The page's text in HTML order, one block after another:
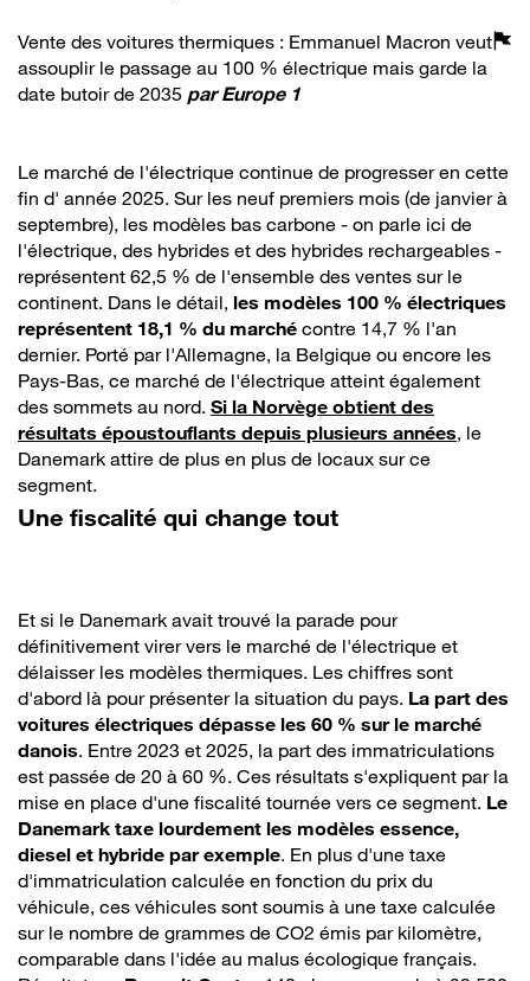
Vente des voitures thermiques : Emmanuel Macron veut
assouplir le passage au 100 % électrique mais garde la
date butoir de 2035 parEurope 1
Le marché de l'électrique continue de progresser en cette
fin d' année 2025. Sur les neuf premiers mois (de janvier à
septembre), les modèles bas carbone - on parle ici de
l'électrique, des hybrides et des hybrides rechargeables -
représentent 62,5 % de l'ensemble des ventes sur le
continent. Dans le détail, les modèles 100 % électriques
représentent 18,1 % du marché contre 14,7 % l'an
dernier. Porté par l'Allemagne, la Belgique ou encore les
Pays-Bas, ce marché de l'électrique atteint également
des sommets au nord. Si la Norvège obtient des
résultats époustouflants depuis plusieurs années, le
Danemark attire de plus en plus de locaux sur ce
segment.
Une fiscalité qui change tout
Et si le Danemark avait trouvé la parade pour
définitivement virer vers le marché de l'électrique et
délaisser les modèles thermiques. Les chiffres sont
d'abord là pour présenter la situation du pays. La part des
voitures électriques dépasse les 60 % sur le marché
danois. Entre 2023 et 2025, la part des immatriculations
est passée de 20 à 60 %. Ces résultats s'expliquent par la
mise en place d'une fiscalité tournée vers ce segment. Le
Danemark taxe lourdement les modèles essence,
diesel et hybride par exemple. En plus d'une taxe
d'immatriculation calculée en fonction du prix du
véhicule, ces véhicules sont soumis à une taxe calculée
sur le nombre de grammes de CO2 émis par kilomètre,
comparable dans l'idée au malus écologique français.